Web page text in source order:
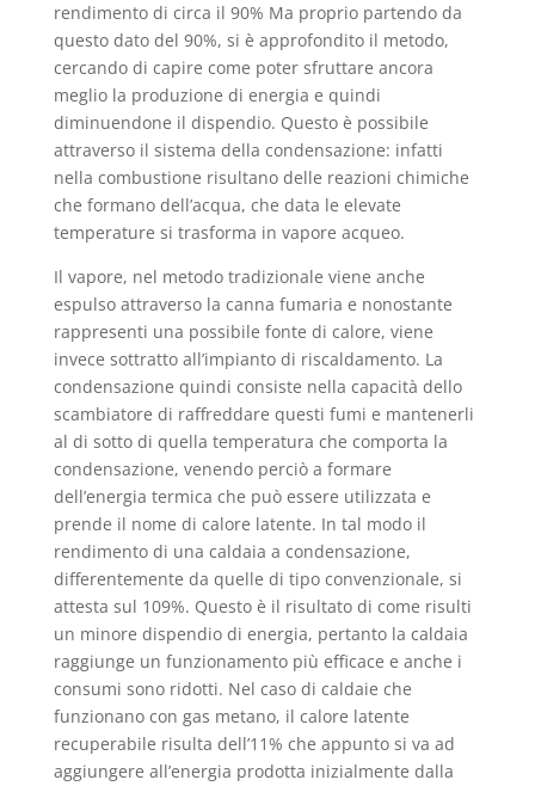
rendimento di circa il 90% Ma proprio partendo da
questo dato del 90%, si è approfondito il metodo,
cercando di capire come poter sfruttare ancora
meglio la produzione di energia e quindi
diminuendone il dispendio. Questo è possibile
attraverso il sistema della condensazione: infatti
nella combustione risultano delle reazioni chimiche
che formano dell’acqua, che data le elevate
temperature si trasforma in vapore acqueo.
Il vapore, nel metodo tradizionale viene anche
espulso attraverso la canna fumaria e nonostante
rappresenti una possibile fonte di calore, viene
invece sottratto all’impianto di riscaldamento. La
condensazione quindi consiste nella capacità dello
scambiatore di raffreddare questi fumi e mantenerli
al di sotto di quella temperatura che comporta la
condensazione, venendo perciò a formare
dell’energia termica che può essere utilizzata e
prende il nome di calore latente. In tal modo il
rendimento di una caldaia a condensazione,
differentemente da quelle di tipo convenzionale, si
attesta sul 109%. Questo è il risultato di come risulti
un minore dispendio di energia, pertanto la caldaia
raggiunge un funzionamento più efficace e anche i
consumi sono ridotti. Nel caso di caldaie che
funzionano con gas metano, il calore latente
recuperabile risulta dell’11% che appunto si va ad
aggiungere all’energia prodotta inizialmente dalla